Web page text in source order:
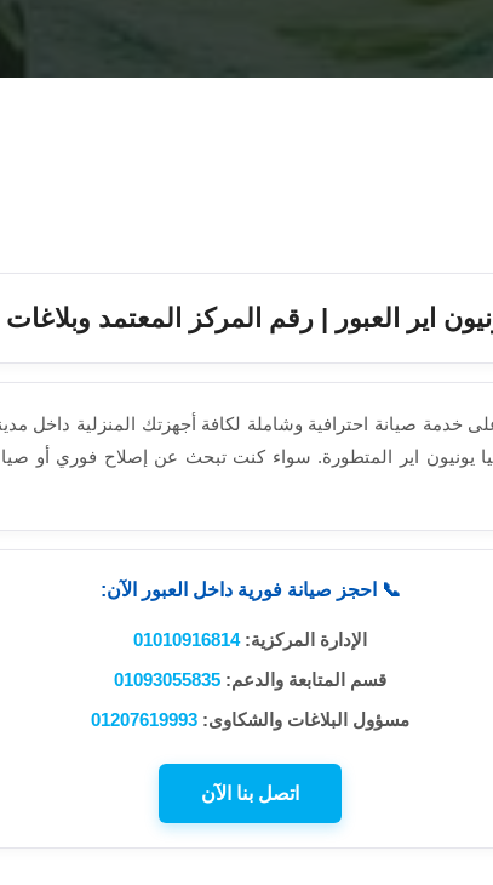
اير العبور | رقم المركز المعتمد
صيانة احترافية وشاملة لكافة أجهزتك المنزلية داخل
يونيون اير المتطورة. سواء كنت تبحث عن إصلاح فوري أو
📞 احجز صيانة فورية داخل العبور الآن:
الإدارة المركزية: 01010916814
قسم المتابعة والدعم: 01093055835
مسؤول البلاغات والشكاوى: 01207619993
اتصل بنا الآن